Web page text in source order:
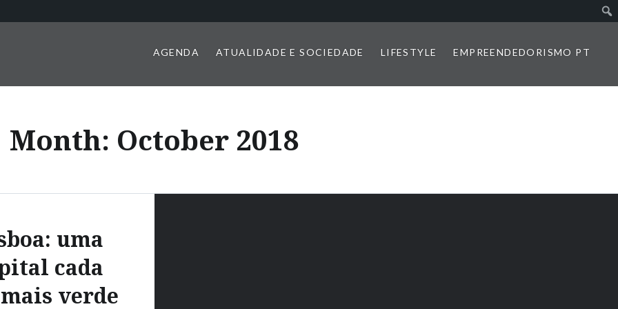
AGENDA ATUALIDADE E SOCIEDADE LIFESTYLE EMPREENDEDORISMO PT
Month: October 2018
uma
cada
verde